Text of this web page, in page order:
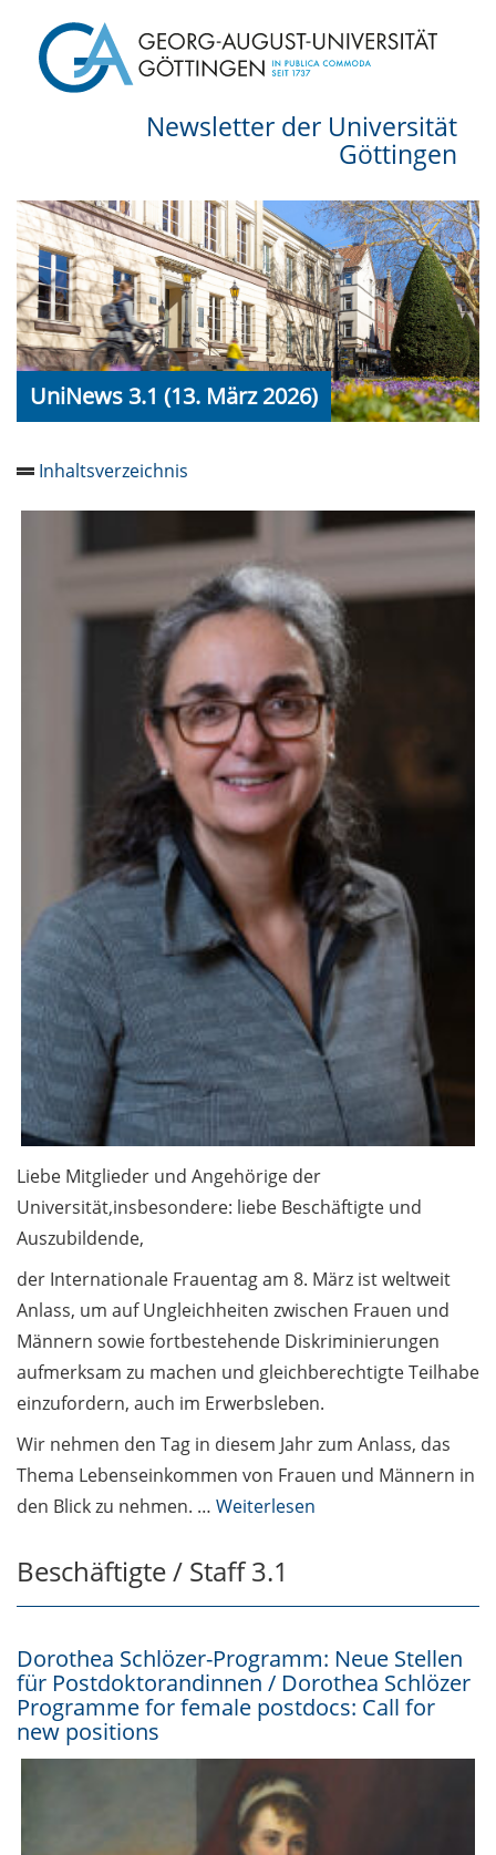
Newsletter der Universität
Göttingen
UniNews 3.1 (13. März 2026)
Inhaltsverzeichnis
Beschäftigte /
Staff 3.1
Dorothea Schlözer-
Programm: Neue
Postdoktorandinnen
/ Dorothea Schlözer
female postdocs:
Göttingen Campus
Postdoc Committee:
calling for
applications! /
Göttingen Campus
Postdoc-Komitee:
Bewerbungen
gesucht!
Neues aus der
Finanzabteilung /
News from the
Finance Department
(in German)
Allgemein /
General 3.1
ROCKET Outreach-
Konferenz am 5. und
6. Mai 2026: jetzt
Outreach
Conference on 5 and
6 May 2026: register
Fotogalerie vom
Handwerker- und
Photo gallery from
the Craftsmen’s and
University Ball
Liebe Mitglieder und Angehörige der
Universität,insbesondere: liebe Beschäftigte und
Auszubildende,
der Internationale Frauentag am 8. März ist weltweit
Anlass, um auf Ungleichheiten zwischen Frauen und
Männern sowie fortbestehende Diskriminierungen
aufmerksam zu machen und gleichberechtigte Teilhabe
einzufordern, auch im Erwerbsleben.
Wir nehmen den Tag in diesem Jahr zum Anlass, das
Thema Lebenseinkommen von Frauen und Männern in
den Blick zu nehmen. … Weiterlesen
Beschäftigte / Staff 3.1
Dorothea Schlözer-Programm: Neue Stellen
für Postdoktorandinnen / Dorothea Schlözer
Programme for female postdocs: Call for
new positions